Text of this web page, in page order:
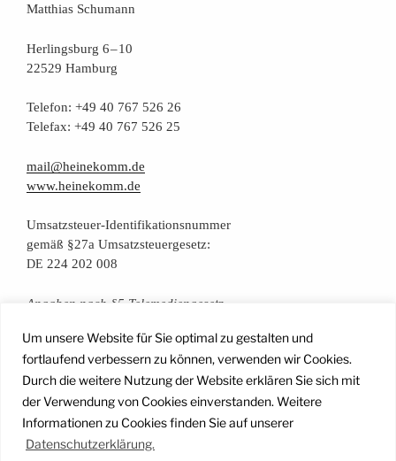
Um unsere Website für Sie optimal zu gestalten und
fortlaufend verbessern zu können, verwenden wir Cookies.
Durch die weitere Nutzung der Website erklären Sie sich mit
der Verwendung von Cookies einverstanden. Weitere
Informationen zu Cookies finden Sie auf unserer
Datenschutzerklärung.
Mat­thi­as Schumann
Her­lings­burg 6 – 10
22529 Hamburg
Tele­fon: +49 40 767 526 26
Tele­fax: +49 40 767 526 25
mail@heinekomm.de
www.heinekomm.de
Umsatz­steu­er-Iden­ti­fi­ka­ti­ons­num­mer
gemäß §27a Umsatzsteuergesetz:
DE 224 202 008
Anga­ben nach §5 Telemediengesetz
Daten­schutz­er­klä­rung
FacebookInstagramYouTubeMail